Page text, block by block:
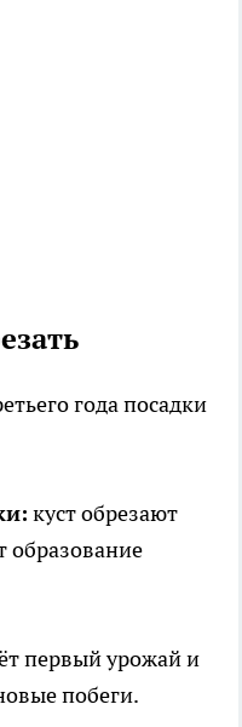
года посадки
куст обрезают
образование
первый урожай и
побеги.